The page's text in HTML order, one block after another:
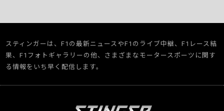
スティンガーは、F1の最新ニュースやF1のライブ中継、F1レース結
果、F1フォトギャラリーの他、さまざまなモータースポーツに関す
る情報をいち早く配信します。